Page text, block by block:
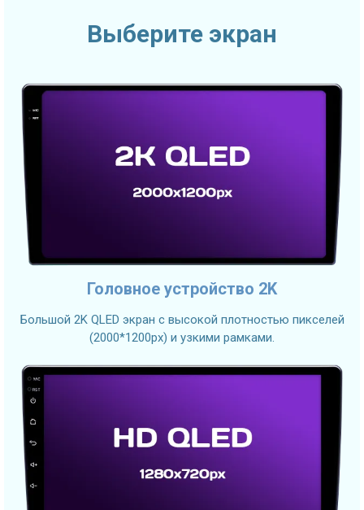
Выберите экран
Головное устройство 2K
Большой 2K QLED экран с высокой плотностью пикселей
(2000*1200px) и узкими рамками.